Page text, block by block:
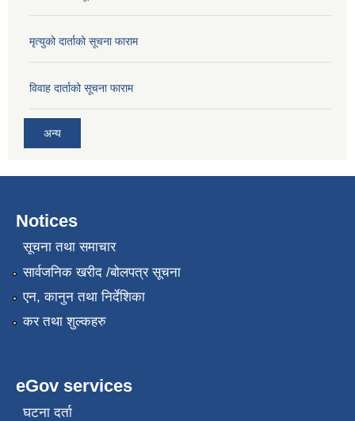
मृत्युको दार्ताको सूचना फाराम
विवाह दार्ताको सूचना फाराम
अन्य
Notices
सूचना तथा समाचार
सार्वजनिक खरीद /बोलपत्र सूचना
एन, कानुन तथा निर्देशिका
कर तथा शुल्कहरु
eGov services
घटना दर्ता